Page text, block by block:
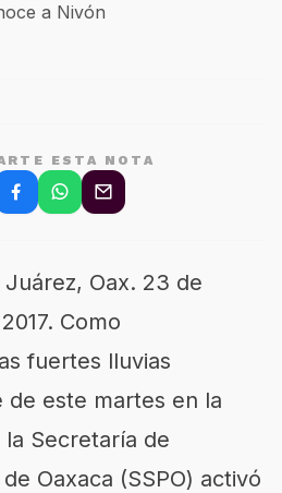
a Nivón
ESTA NOTA
Juárez, Oax. 23 de
Como
fuertes lluvias
de este martes en la
Secretaría de
Oaxaca (SSPO) activó